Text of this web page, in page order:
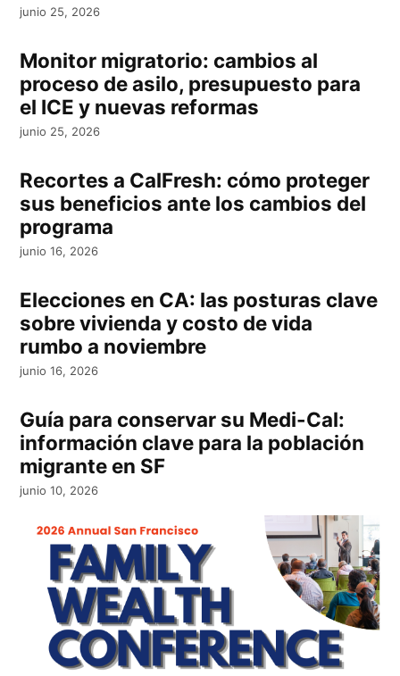
junio 25, 2026
Monitor migratorio: cambios al
proceso de asilo, presupuesto para
el ICE y nuevas reformas
junio 25, 2026
Recortes a CalFresh: cómo proteger
sus beneficios ante los cambios del
programa
junio 16, 2026
Elecciones en CA: las posturas clave
sobre vivienda y costo de vida
rumbo a noviembre
junio 16, 2026
Guía para conservar su Medi-Cal:
información clave para la población
migrante en SF
junio 10, 2026